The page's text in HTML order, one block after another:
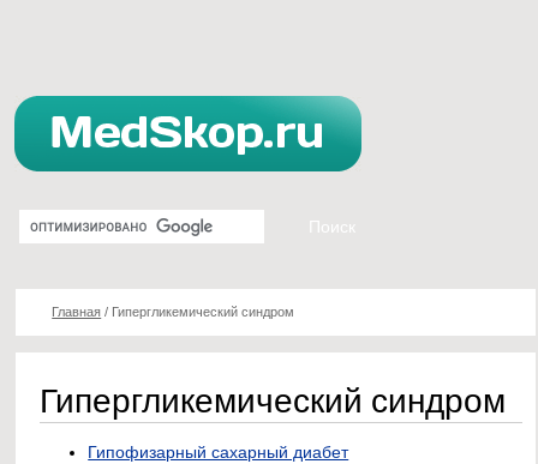
Главная / Гипергликемический синдром
Гипергликемический синдром
Гипофизарный сахарный диабет